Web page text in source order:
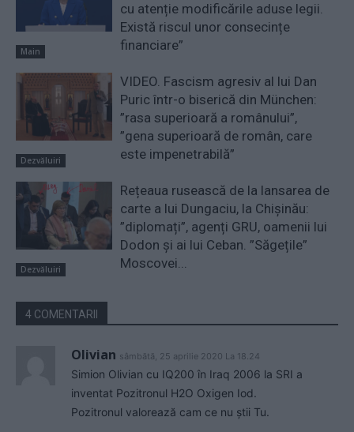
Main
cu atenție modificările aduse legii.
Există riscul unor consecințe
financiare”
Dezvăluiri
VIDEO. Fascism agresiv al lui Dan
Puric într-o biserică din München:
”rasa superioară a românului”,
”gena superioară de român, care
este impenetrabilă”
Dezvăluiri
Rețeaua rusească de la lansarea de
carte a lui Dungaciu, la Chișinău:
”diplomați”, agenți GRU, oamenii lui
Dodon și ai lui Ceban. ”Săgețile”
Moscovei...
4 COMENTARII
Olivian sâmbătă, 25 aprilie 2020 La 18.24
Simion Olivian cu IQ200 în Iraq 2006 la SRI a
inventat Pozitronul H2O Oxigen Iod.
Pozitronul valorează cam ce nu știi Tu.